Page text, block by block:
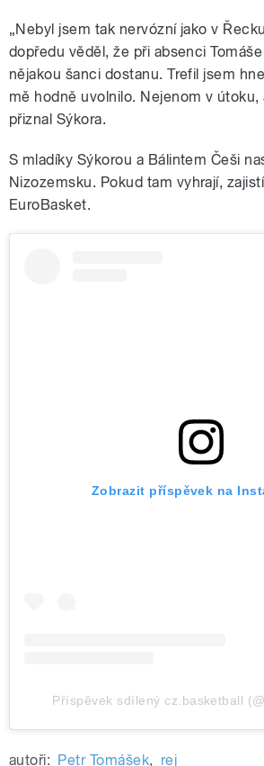
„Nebyl jsem tak nervózní jako v
dopředu věděl, že při absenci
nějakou šanci dostanu. Trefil jsem
mě hodně uvolnilo. Nejenom v útoku,
přiznal Sýkora.
S mladíky Sýkorou a Bálintem Češi
Nizozemsku. Pokud tam vyhrají,
EuroBasket.
Zobrazit příspěvek na
Příspěvek sdílený cz.basketball
autoři: Petr Tomášek, rej